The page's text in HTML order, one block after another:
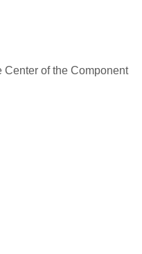
of the Component